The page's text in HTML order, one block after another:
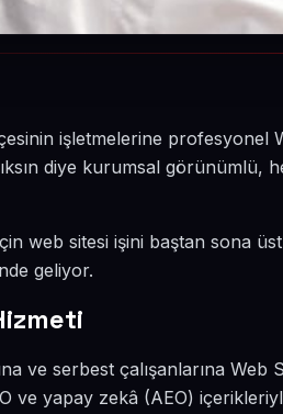
işletmelerine profesyonel
diye kurumsal görünümlü,
web sitesi işini baştan sona
geliyor.
ve serbest çalışanlarına Web
ve yapay zekâ (AEO)